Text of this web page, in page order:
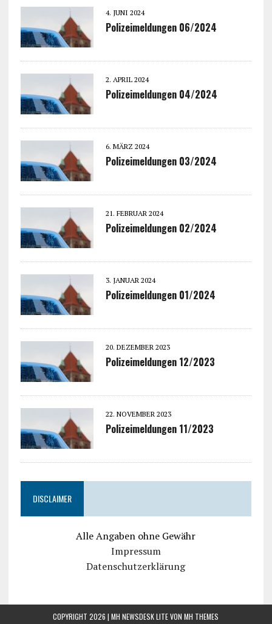
4. JUNI 2024
Polizeimeldungen 06/2024
2. APRIL 2024
Polizeimeldungen 04/2024
6. MÄRZ 2024
Polizeimeldungen 03/2024
21. FEBRUAR 2024
Polizeimeldungen 02/2024
3. JANUAR 2024
Polizeimeldungen 01/2024
20. DEZEMBER 2023
Polizeimeldungen 12/2023
22. NOVEMBER 2023
Polizeimeldungen 11/2023
DISCLAIMER
Alle Angaben ohne Gewähr
Impressum
Datenschutzerklärung
COPYRIGHT 2026 | MH NEWSDESK LITE VONMH THEMES